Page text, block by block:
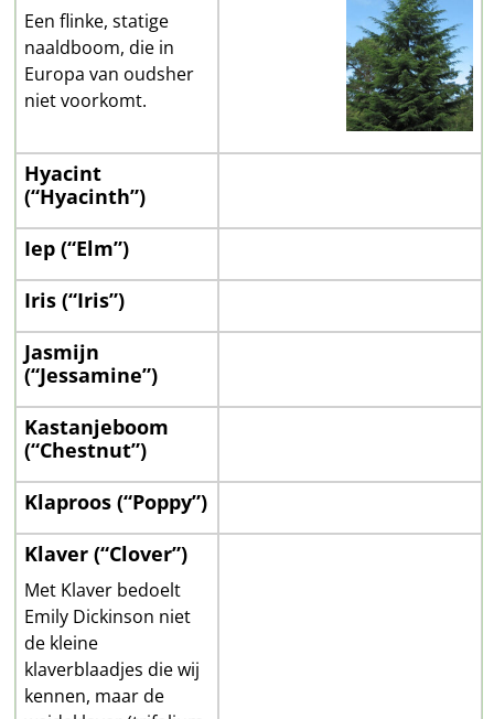
Een flinke, statige
naaldboom, die in
Europa van oudsher
niet voorkomt.
Hyacint
(“Hyacinth”)
Iep (“Elm”)
Iris (“Iris”)
Jasmijn
(“Jessamine”)
Kastanjeboom
(“Chestnut”)
Klaproos (“Poppy”)
Klaver (“Clover”)
Met Klaver bedoelt
Emily Dickinson niet
de kleine
klaverblaadjes die wij
kennen, maar de